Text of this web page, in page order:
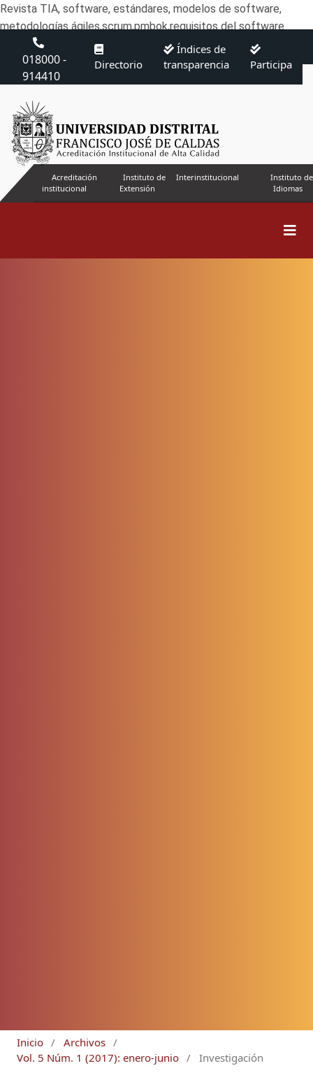
Revista TIA, software, estándares, modelos de software,
metodologías ágiles,scrum,pmbok,requisitos del software
018000 -
914410
Directorio
Índices de
transparencia
Participa
Acreditación
institucional
Instituto de
Extensión
Interinstitucional
Instituto de
Idiomas
Inicio / Archivos /
Vol. 5 Núm. 1 (2017): enero-junio / Investigación